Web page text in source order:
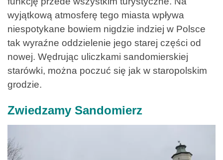
wyjątkową atmosferę tego miasta wpływa
niespotykane bowiem nigdzie indziej w Polsce
tak wyraźne oddzielenie jego starej części od
nowej. Wędrując uliczkami sandomierskiej
starówki, można poczuć się jak w staropolskim
grodzie.
Zwiedzamy Sandomierz